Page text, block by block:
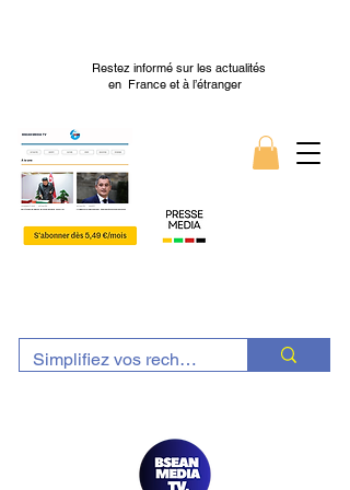
Restez informé sur les actualités
en France et à l’étranger